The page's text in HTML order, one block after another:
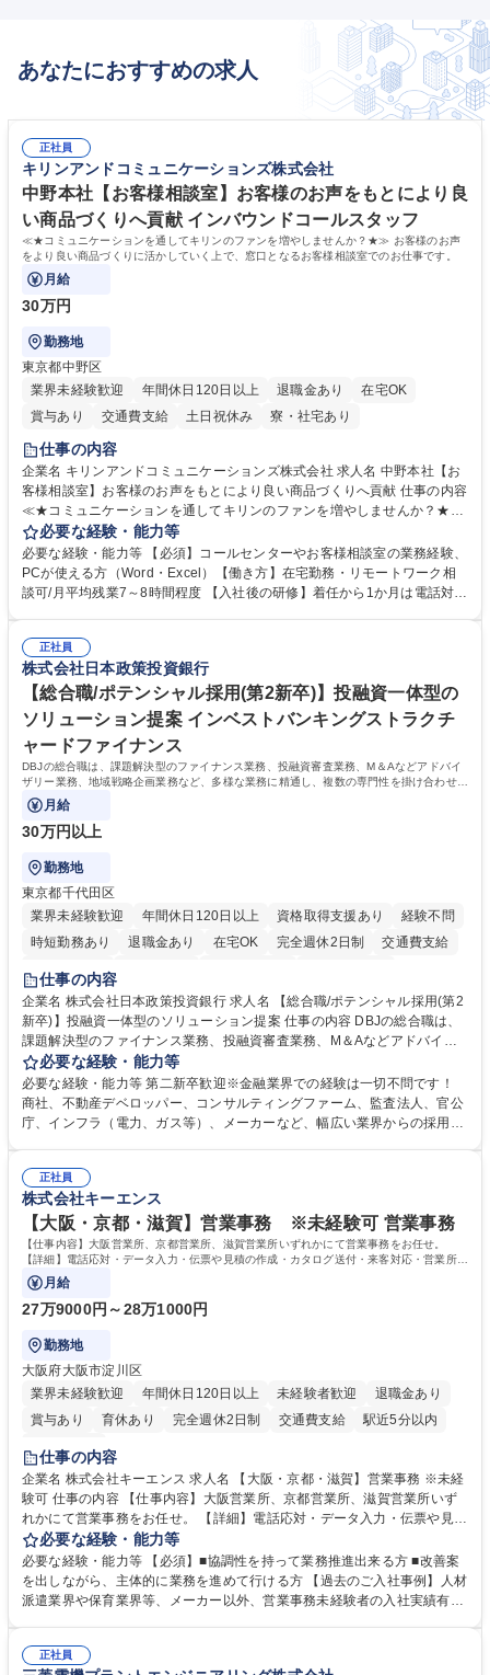
あなたにおすすめの求人
正社員
キリンアンドコミュニケーションズ株式会社
中野本社【お客様相談室】お客様のお声をもとにより良
い商品づくりへ貢献 インバウンドコールスタッフ
≪★コミュニケーションを通してキリンのファンを増やしませんか？★≫ お客様のお声
をより良い商品づくりに活かしていく上で、窓口となるお客様相談室でのお仕事です。
月給
30万円
勤務地
東京都中野区
業界未経験歓迎
年間休日120日以上 退職金あり
在宅OK
賞与あり
交通費支給 土日祝休み 寮・社宅あり
仕事の内容
企業名 キリンアンドコミュニケーションズ株式会社 求人名 中野本社【お
客様相談室】お客様のお声をもとにより良い商品づくりへ貢献 仕事の内容
≪★コミュニケーションを通してキリンのファンを増やしませんか？★≫
お客様のお声をより良い商品づくりに活かしていく上で、窓口となるお客
様相談室でのお仕事です。 日々お客様からいただくキリングループへのご
意見を、企業活動に活かしています。お客様からの声に迅速かつ誠意をも
って対応、情報提供するとともにグループ内活動に反映しています。 【具
平均100件前後■メール・手紙：同上40件前後 募集職種 中野本社【お客様
相談室】お客様のお声をもとにより良い商品づくりへ貢献
必要な経験・能力等
必要な経験・能力等 【必須】コールセンターやお客様相談室の業務経験、
PCが使える方（Word・Excel）【働き方】在宅勤務・リモートワーク相
談可/月平均残業7～8時間程度 【入社後の研修】着任から1か月は電話対応
すのでご安心ください。 【当社について】キリングループの広報機能を担
う会社として、お客様との出会いを大切にし、磨き上げたホスピタリティ
を込めてコミュニケーションをとりながら広報関連業務を行っておりま
す。 学歴・資格 学歴：大学院 大学 高専 短大 専修学校 高校 語学力： 資
格：
正社員
株式会社日本政策投資銀行
【総合職/ポテンシャル採用(第2新卒)】投融資一体型の
ソリューション提案 インベストバンキングストラクチ
ャードファイナンス
DBJの総合職は、課題解決型のファイナンス業務、投融資審査業務、M＆Aなどアドバイ
ザリー業務、地域戦略企画業務など、多様な業務に精通し、複数の専門性を掛け合わせて
広く社会に貢献していく職種です。
月給
30万円以上
勤務地
東京都千代田区
業界未経験歓迎
年間休日120日以上 資格取得支援あり
経験不問
時短勤務あり
退職金あり 在宅OK 完全週休2日制
交通費支給
駅近5分以内
食事補助あり
託児所あり
仕事の内容
企業名 株式会社日本政策投資銀行 求人名 【総合職/ポテンシャル採用(第2
新卒)】投融資一体型のソリューション提案 仕事の内容 DBJの総合職は、
課題解決型のファイナンス業務、投融資審査業務、M＆Aなどアドバイザ
リー業務、地域戦略企画業務など、多様な業務に精通し、複数の専門性を
掛け合わせて広く社会に貢献していく職種です。 入社後は、横断的なロー
テーションを経て適性や専門性に応じたキャリアを形成していただきま
す。総合職として入社いただき、下記いずれかの部門でご活躍いただきま
ート・ナレッジ業務 ※それぞれの業務内容に関しては、別途その他労働条
件備考欄に記載 募集職種 【総合職/ポテンシャル採用(第2新卒)】投融資一
体型のソリューション提案
必要な経験・能力等
必要な経験・能力等 第二新卒歓迎※金融業界での経験は一切不問です！
商社、不動産デベロッパー、コンサルティングファーム、監査法人、官公
庁、インフラ（電力、ガス等）、メーカーなど、幅広い業界からの採用実
く高い志を併せもった人材を求めています。ポテンシャル採用（第2新
卒）では、金融業界での経験や知識を問いません。新たな時代を見据え
て、複雑化する社会課題の解決に向けて先鞭をつける役割を担いたい、と
いう気概をお持ちの方を心待ちにしています。 学歴・資格 学歴：大学院
大学 語学力： 資格：
正社員
株式会社キーエンス
【大阪・京都・滋賀】営業事務 ※未経験可 営業事務
【仕事内容】大阪営業所、京都営業所、滋賀営業所いずれかにて営業事務をお任せ。
【詳細】電話応対・データ入力・伝票や見積の作成・カタログ送付・来客対応・営業所内
で発生する事務業務や業務改善をお任せ。
月給
27万9000円～28万1000円
勤務地
大阪府大阪市淀川区
業界未経験歓迎
年間休日120日以上 未経験者歓迎
退職金あり
賞与あり
育休あり 完全週休2日制 交通費支給
駅近5分以内
土日祝休み
仕事の内容
企業名 株式会社キーエンス 求人名 【大阪・京都・滋賀】営業事務 ※未経
験可 仕事の内容 【仕事内容】大阪営業所、京都営業所、滋賀営業所いず
れかにて営業事務をお任せ。 【詳細】電話応対・データ入力・伝票や見積
の作成・カタログ送付・来客対応・営業所内で発生する事務業務や業務改
善をお任せ。 【教育制度】ご入社後、育成担当とペアになりながらOJTに
て業務を覚えていただくことが可能です。業務システムがきちんと構築さ
れているため、スムーズに仕事に慣れることができる環境です。また、
募集職種 【大阪・京都・滋賀】営業事務 ※未経験可
必要な経験・能力等
必要な経験・能力等 【必須】■協調性を持って業務推進出来る方 ■改善案
を出しながら、主体的に業務を進めて行ける方 【過去のご入社事例】人材
派遣業界や保育業界等、メーカー以外、営業事務未経験者の入社実績有
えて、お客様や社員の状況に合わせ、能動的なサポート、改善の動きも期
正社員